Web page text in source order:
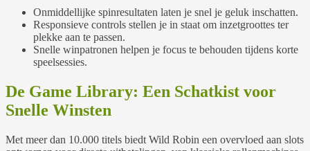
Onmiddellijke spinresultaten laten je snel je geluk inschatten.
Responsieve controls stellen je in staat om inzetgroottes ter
plekke aan te passen.
Snelle winpatronen helpen je focus te behouden tijdens korte
speelsessies.
De Game Library: Een Schatkist voor
Snelle Winsten
Met meer dan 10.000 titels biedt Wild Robin een overvloed aan slots